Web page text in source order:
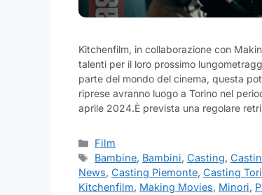
Kitchenfilm, in collaborazione con
talenti per il loro prossimo
parte del mondo del cinema, questa
riprese avranno luogo a Torino nel
aprile 2024.È prevista una regolare
Categorie
Film
Tag
Bambine, Bambini,Casting,
News, Casting Piemonte, Casting
Kitchenfilm, Making Movies, Minori,